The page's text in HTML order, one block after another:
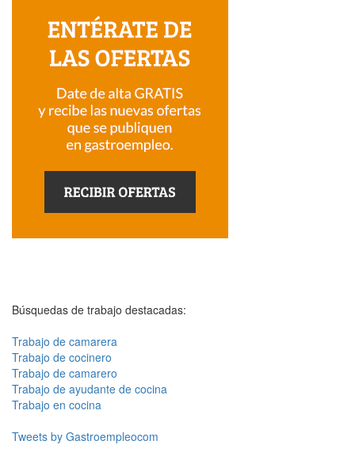
Búsquedas de trabajo destacadas:
Trabajo de camarera
Trabajo de cocinero
Trabajo de camarero
Trabajo de ayudante de cocina
Trabajo en cocina
Tweets by Gastroempleocom